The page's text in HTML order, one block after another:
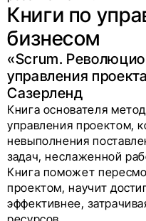
Книги по
бизнесом
«Scrum.
управления
Сазерленд
Книга основателя
управления проектом,
невыполнения
задач, неслаженной
Книга поможет
проектом, научит
эффективнее,